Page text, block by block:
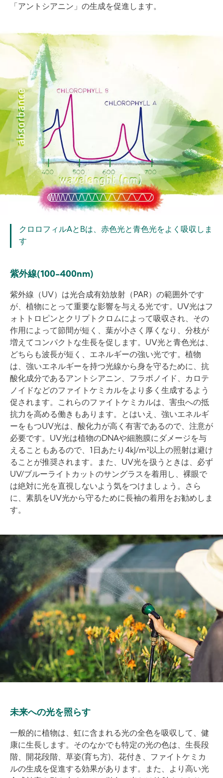
「アントシアニン」の生成を促進します。
Image
クロロフィルAとBは、赤色光と青色光をよく吸収しま
す
紫外線(100-400nm)
紫外線（UV）は光合成有効放射（PAR）の範囲外です
が、植物にとって重要な影響を与える光です。UV光はフ
ォトトロピンとクリプトクロムによって吸収され、その
作用によって節間が短く、葉が小さく厚くなり、分枝が
増えてコンパクトな生長を促します。UV光と青色光は、
どちらも波長が短く、エネルギーの強い光です。植物
は、強いエネルギーを持つ光線から身を守るために、抗
酸化成分であるアントシアニン、フラボノイド、カロテ
ノイドなどのファイトケミカルをより多く生成するよう
促されます。これらのファイトケミカルは、害虫への抵
抗力を高める働きもあります。とはいえ、強いエネルギ
ーをもつUV光は、酸化力が高く有害であるので、注意が
必要です。UV光は植物のDNAや細胞膜にダメージを与
えることもあるので、1日あたり4kJ/m²以上の照射は避け
ることが推奨されます。また、UV光を扱うときは、必ず
UV/ブルーライトカットのサングラスを着用し、裸眼で
は絶対に光を直視しないよう気をつけましょう。さら
に、素肌をUV光から守るために長袖の着用をお勧めしま
す。
未来への光を照らす
一般的に植物は、虹に含まれる光の全色を吸収して、健
康に生長します。そのなかでも特定の光の色は、生長段
階、開花段階、草姿(育ち方)、花付き、ファイトケミカ
ルの生成を促進する効果があります。また、より高い光